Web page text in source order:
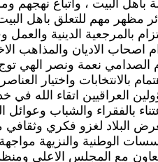
مع المجلس الاعلى